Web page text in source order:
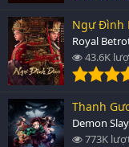
Ngự Đình
Royal
43.6K
Thanh
Demon
773K